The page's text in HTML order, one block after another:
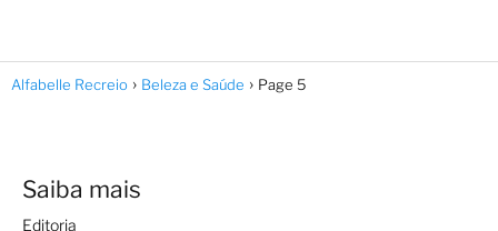
Alfabelle Recreio Beleza e Saúde Page 5
Saiba mais
Editoria